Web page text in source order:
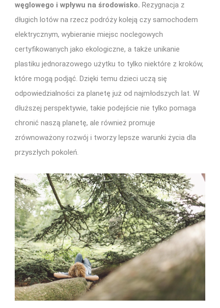
węglowego i wpływu na środowisko. Rezygnacja z
długich lotów na rzecz podróży koleją czy samochodem
elektrycznym, wybieranie miejsc noclegowych
certyfikowanych jako ekologiczne, a także unikanie
plastiku jednorazowego użytku to tylko niektóre z kroków,
które mogą podjąć. Dzięki temu dzieci uczą się
odpowiedzialności za planetę już od najmłodszych lat. W
dłuższej perspektywie, takie podejście nie tylko pomaga
chronić naszą planetę, ale również promuje
zrównoważony rozwój i tworzy lepsze warunki życia dla
przyszłych pokoleń.